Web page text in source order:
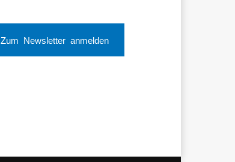
Zum Newsletter anmelden